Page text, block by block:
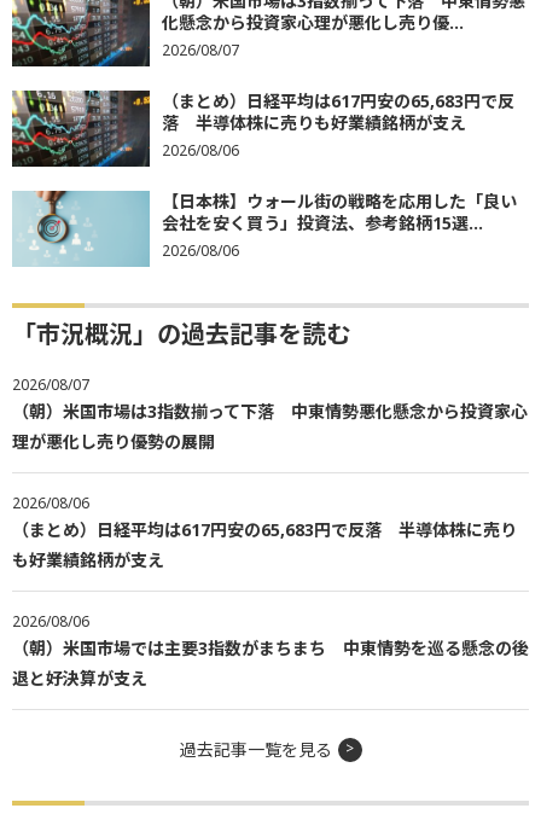
化懸念から投資家心理が悪化し売り優...
2026/08/07
（まとめ）日経平均は617円安の65,683円で反
落 半導体株に売りも好業績銘柄が支え
2026/08/06
【日本株】ウォール街の戦略を応用した「良い
会社を安く買う」投資法、参考銘柄15選...
2026/08/06
「市況概況」の過去記事を読む
2026/08/07
（朝）米国市場は3指数揃って下落 中東情勢悪化懸念から投資家心
理が悪化し売り優勢の展開
2026/08/06
（まとめ）日経平均は617円安の65,683円で反落 半導体株に売り
も好業績銘柄が支え
2026/08/06
（朝）米国市場では主要3指数がまちまち 中東情勢を巡る懸念の後
退と好決算が支え
過去記事一覧を見る